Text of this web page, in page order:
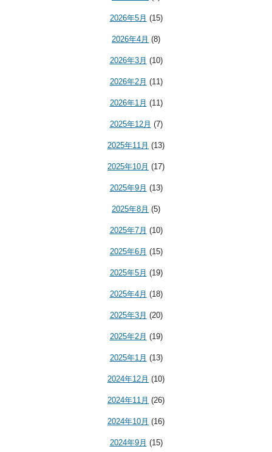
2026年5月 (15)
2026年4月 (8)
2026年3月 (10)
2026年2月 (11)
2026年1月 (11)
2025年12月 (7)
2025年11月 (13)
2025年10月 (17)
2025年9月 (13)
2025年8月 (5)
2025年7月 (10)
2025年6月 (15)
2025年5月 (19)
2025年4月 (18)
2025年3月 (20)
2025年2月 (19)
2025年1月 (13)
2024年12月 (10)
2024年11月 (26)
2024年10月 (16)
2024年9月 (15)